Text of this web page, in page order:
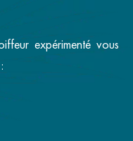
expérimenté vous